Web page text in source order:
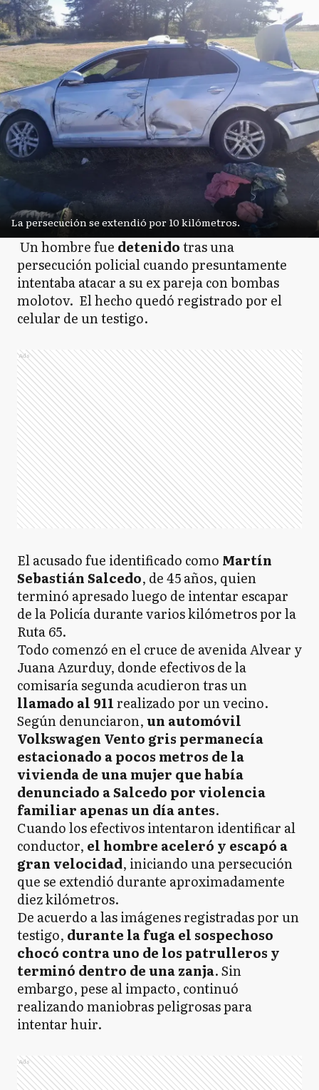
La persecución se extendió por 10 kilómetros.
Un hombre fue detenidotras una
persecución policial cuando presuntamente
intentaba atacar a su ex pareja con bombas
molotov. El hecho quedó registrado por el
celular de un testigo.
Ads
El acusado fue identificado como Martín
Sebastián Salcedo, de 45 años, quien
terminó apresado luego de intentar escapar
de la Policía durante varios kilómetros por la
Ruta 65.
Todo comenzó en el cruce de avenida Alvear y
Juana Azurduy, donde efectivos de la
comisaría segunda acudieron tras un
llamado al 911realizado por un vecino.
Según denunciaron,un automóvil
Volkswagen Vento gris permanecía
estacionado a pocos metros de la
vivienda de una mujer que había
denunciado a Salcedo por violencia
familiar apenas un día antes.
Cuando los efectivos intentaron identificar al
conductor, el hombre aceleró y escapó a
gran velocidad, iniciando una persecución
que se extendió durante aproximadamente
diez kilómetros.
De acuerdo a las imágenes registradas por un
testigo, durante la fuga el sospechoso
chocó contra uno de los patrulleros y
terminó dentro de una zanja. Sin
embargo, pese al impacto, continuó
realizando maniobras peligrosas para
intentar huir.
Ads